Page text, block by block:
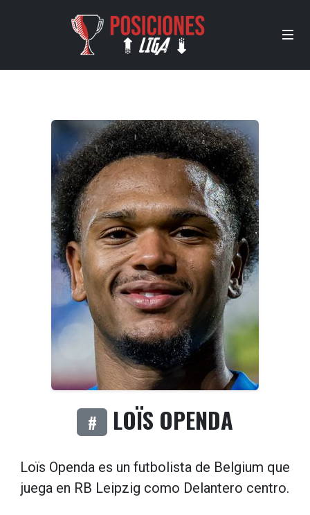
# LOÏS OPENDA
Loïs Openda es un futbolista de Belgium que
juega en RB Leipzig como Delantero centro.